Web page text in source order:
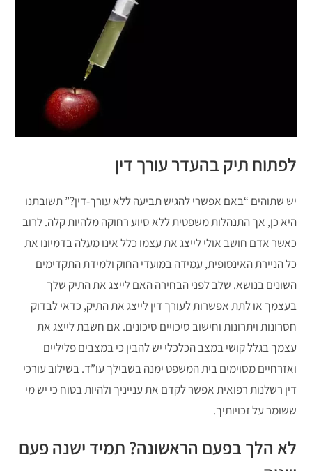
לפתוח תיק בהעדר עורך דין
יש שתוהים “באם אפשרי להגיש תביעה ללא עורך-דין?” תשובתנו
היא כן, אך התנהלות משפטית ללא סיוע רחוקה מלהיות קלה. לרוב
כאשר אדם חושב אולי לייצג את עצמו כלל אינו מעלה בדמיונו את
כל הניירת האינסופית, עמידה במועדי החוק ולמידת התקדימים
השונים בנושא. שלב לפני הבחירה האם לייצג את התיק שלך
בעצמך או לתת אפשרות לעורך דין לייצג את התיק, כדאי לבדוק
חסרונות ויתרונות וחישוב סיכויים סיכונים. אם חשבת לייצג את
עצמך בגלל קושי במצב הכלכלי יש להבין כי במצבים פליליים
ואזרחיים מסוימים בית המשפט ימנה בשבילך עו”ד. בשילוב עורכי
דין רשלנות רפואית אפשר לקדם את ענייניך ולהיות בטוח כי יש מי
ששומר על זכויותיך.
לא הלך בפעם הראשונה? תמיד ישנה פעם